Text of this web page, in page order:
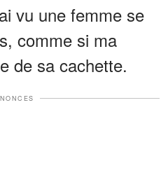
vu une femme se
comme si ma
de sa cachette.